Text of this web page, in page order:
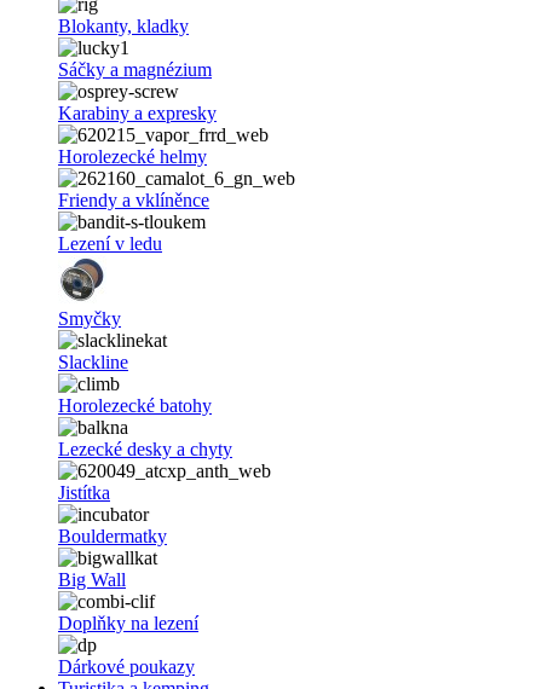
Blokanty, kladky
Sáčky a magnézium
Karabiny a expresky
Horolezecké helmy
Friendy a vklíněnce
Lezení v ledu
Smyčky
Slackline
Horolezecké batohy
Lezecké desky a chyty
Jistítka
Bouldermatky
Big Wall
Doplňky na lezení
Dárkové poukazy